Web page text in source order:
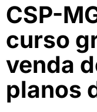
CSP-
curso
venda
planos